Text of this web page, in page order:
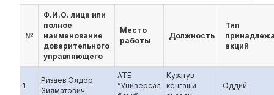
№
Ф.И.О. лица или
полное
наименование
доверительного
управляющего
Место
работы
Должность
Тип
акций
1
Ризаев Элдор
Зияматович
АТБ
“Универсал
Кузатув
кенгаши
Оддий